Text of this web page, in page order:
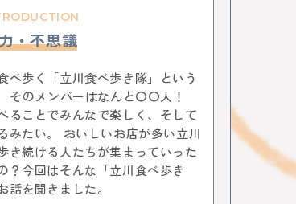
雑貨
リノベーション
歩き
中央線ビールフェスティバル
木工チャレンジ ビール
グルメ
クラフトビール
カーブーツ
バル
レトロ
通信
ザート ケーキ ジャズ
音楽
中央線パンまつり
高円寺フェス
謎解き
ファミリー向け
境 遊び 高円寺
・不思議
べ歩く「立川食べ歩き隊」という
そのメンバーはなんと〇〇人！
ることでみんなで楽しく、そして
みたい。 おいしいお店が多い立川
き続ける人たちが集まっていった
？今回はそんな「立川食べ歩き
話を聞きました。